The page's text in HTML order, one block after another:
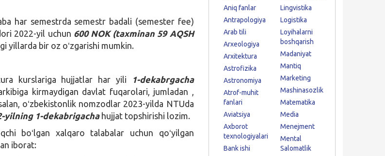
har semestrda semestr badali (semester fee)
2022-yil uchun 600 NOK (taxminan 59 AQSH
yillarda bir oz oʻzgarishi mumkin.
kurslariga hujjatlar har yili
1-dekabrgacha
kirmaydigan davlat fuqarolari, jumladan ,
oʻzbekistonlik nomzodlar 2023-yilda NTUda
yilning 1-dekabrigacha hujjat topshirishi lozim.
boʻlgan xalqaro talabalar uchun qoʻyilgan
iborat:
Aniq fanlar
Antrapologiya
Arab tili
Arxeologiya
Arxitektura
Astrofizika
Astronomiya
Atrof-muhit
fanlari
Aviatsiya
Axborot
texnologiyalari
Bank ishi
Lingvistika
Logistika
Loyihalarni
boshqarish
Madaniyat
Mantiq
Marketing
Mashinasozlik
Matematika
Media
Menejment
Mental
Salomatlik